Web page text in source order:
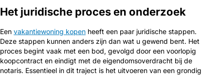
Het juridische proces en onderzoek
Een vakantiewoning kopen heeft een paar juridische stappen.
Deze stappen kunnen anders zijn dan wat u gewend bent. Het
proces begint vaak met een bod, gevolgd door een voorlopig
koopcontract en eindigt met de eigendomsoverdracht bij de
notaris. Essentieel in dit traject is het uitvoeren van een grondig